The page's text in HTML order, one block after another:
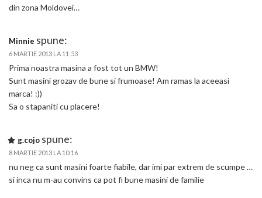
din zona Moldovei…
Minnie spune:
6 MARTIE 2013 LA 11:53
Prima noastra masina a fost tot un BMW!
Sunt masini grozav de bune si frumoase! Am ramas la aceeasi
marca! :))
Sa o stapaniti cu placere!
g.cojo spune:
8 MARTIE 2013 LA 10:16
nu neg ca sunt masini foarte fiabile, dar imi par extrem de scumpe …
si inca nu m-au convins ca pot fi bune masini de familie